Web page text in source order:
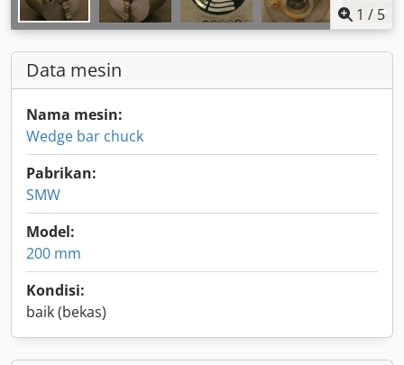
1 / 5
Data mesin
Nama mesin:
Wedge bar chuck
Pabrikan:
SMW
Model:
200 mm
Kondisi:
baik (bekas)